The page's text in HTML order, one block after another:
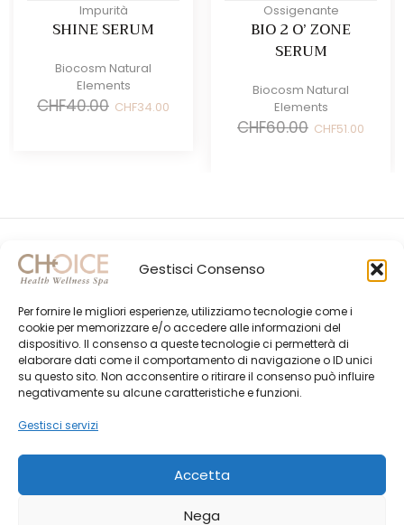
Gestisci Consenso
Per fornire le migliori esperienze, utilizziamo tecnologie come i
cookie per memorizzare e/o accedere alle informazioni del
dispositivo. Il consenso a queste tecnologie ci permetterà di
elaborare dati come il comportamento di navigazione o ID unici
su questo sito. Non acconsentire o ritirare il consenso può influire
negativamente su alcune caratteristiche e funzioni.
Gestisci servizi
Accetta
Nega
Impurità
SHINE SERUM
Biocosm Natural
Elements
CHF40.00 IlCHF34.00
Ossigenante
BIO 2 O’ ZONE
SERUM
Biocosm Natural
Elements
CHF60.00 IlCHF51.00
Gli Ultimi Post
Choice Shop Newsletter
© Created by Morphing ADV